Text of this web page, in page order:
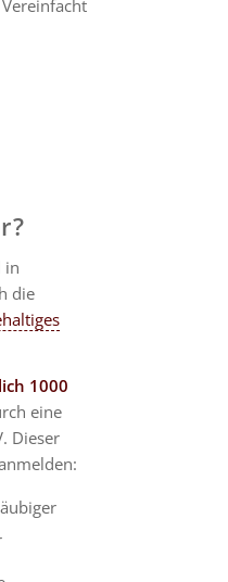
in
die
1000
eine
Dieser